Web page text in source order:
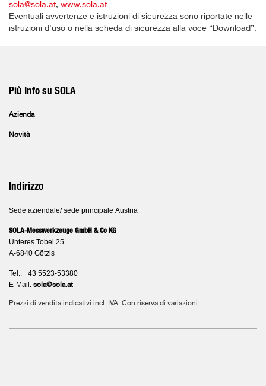
sola@sola.at, www.sola.at
Eventuali avvertenze e istruzioni di sicurezza sono riportate nelle
istruzioni d'uso o nella scheda di sicurezza alla voce “Download”.
Più Info su SOLA
Azienda
Novità
Indirizzo
Sede aziendale/ sede principale Austria
SOLA-Messwerkzeuge GmbH & Co KG
Unteres Tobel 25
A-6840 Götzis
Tel.: +43 5523-53380
E-Mail: sola@sola.at
Prezzi di vendita indicativi incl. IVA. Con riserva di variazioni.